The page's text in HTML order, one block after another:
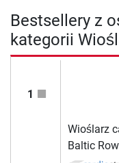
Bestsellery z
kategorii
1
Wioślarz
Baltic